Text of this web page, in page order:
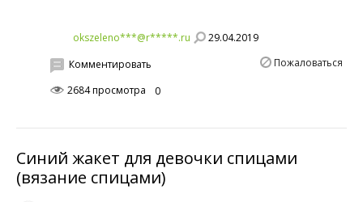
okszeleno***@r*****.ru
29.04.2019
Пожаловаться
Комментировать
2684 просмотра
0
Синий жакет для девочки спицами
(вязание спицами)